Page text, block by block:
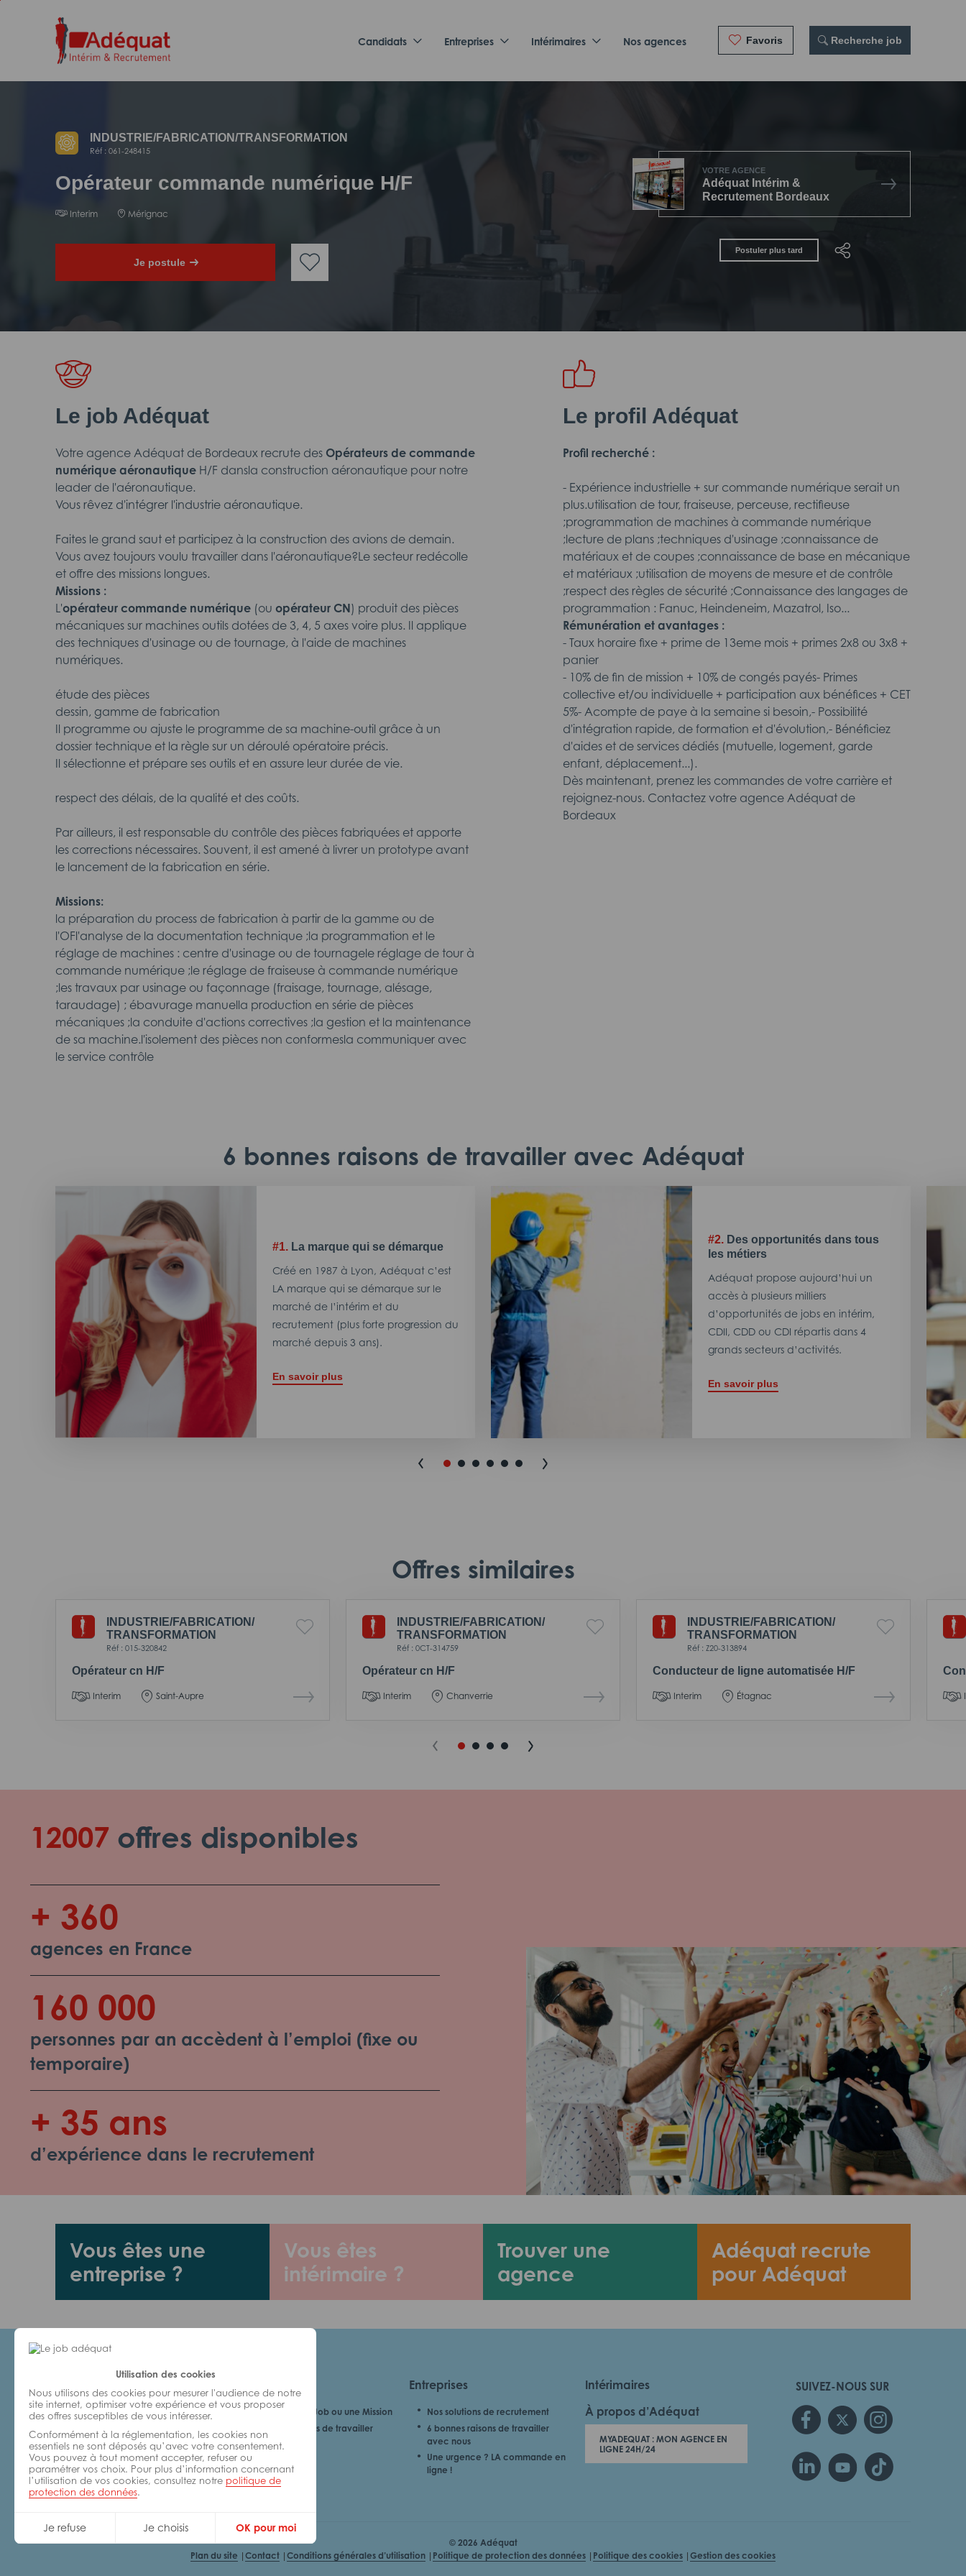
Utilisation des cookies
Nous utilisons des cookies pour mesurer l'audience de notre
site internet, optimiser votre expérience et vous proposer
des offres susceptibles de vous intéresser.
Conformément à la réglementation, les cookies non
essentiels ne sont déposés qu’avec votre consentement.
Vous pouvez à tout moment accepter, refuser ou
paramétrer vos choix. Pour plus d’information concernant
l’utilisation de vos cookies, consultez notre politique de
protection des données.
Je refuse Je choisis OK pour moi
navigation
Candidats Entreprises Intérimaires Nos agences Favoris Recherche job
INDUSTRIE/FABRICATION/TRANSFORMATION
Réf : 061-248415
Opérateur commande numérique H/F
Interim Mérignac
Je postule
VOTRE AGENCE
Adéquat Intérim &
Recrutement Bordeaux
Postuler plus tard
Le job Adéquat
Votre agence Adéquat de Bordeaux recrute des Opérateurs de commande
numérique aéronautique H/F dansla construction aéronautique pour notre
leader de l'aéronautique.
Vous rêvez d'intégrer l'industrie aéronautique.
Faites le grand saut et participez à la construction des avions de demain.
Vous avez toujours voulu travailler dans l'aéronautique?Le secteur redécolle
et offre des missions longues.
Missions :
L'opérateur commande numérique (ou opérateur CN) produit des pièces
mécaniques sur machines outils dotées de 3, 4, 5 axes voire plus. Il applique
des techniques d'usinage ou de tournage, à l'aide de machines
numériques.
étude des pièces
dessin, gamme de fabrication
Il programme ou ajuste le programme de sa machine-outil grâce à un
dossier technique et la règle sur un déroulé opératoire précis.
Il sélectionne et prépare ses outils et en assure leur durée de vie.
respect des délais, de la qualité et des coûts.
Par ailleurs, il est responsable du contrôle des pièces fabriquées et apporte
les corrections nécessaires. Souvent, il est amené à livrer un prototype avant
le lancement de la fabrication en série.
Missions:
la préparation du process de fabrication à partir de la gamme ou de
l'OFl'analyse de la documentation technique ;la programmation et le
réglage de machines : centre d'usinage ou de tournagele réglage de tour à
commande numérique ;le réglage de fraiseuse à commande numérique
;les travaux par usinage ou façonnage (fraisage, tournage, alésage,
taraudage) ; ébavurage manuella production en série de pièces
mécaniques ;la conduite d'actions correctives ;la gestion et la maintenance
de sa machine.l'isolement des pièces non conformesla communiquer avec
le service contrôle
Le profil Adéquat
Profil recherché :
- Expérience industrielle + sur commande numérique serait un
plus.utilisation de tour, fraiseuse, perceuse, rectifieuse
;programmation de machines à commande numérique
;lecture de plans ;techniques d'usinage ;connaissance de
matériaux et de coupes ;connaissance de base en mécanique
et matériaux ;utilisation de moyens de mesure et de contrôle
;respect des règles de sécurité ;Connaissance des langages de
programmation : Fanuc, Heindeneim, Mazatrol, Iso...
Rémunération et avantages :
- Taux horaire fixe + prime de 13eme mois + primes 2x8 ou 3x8 +
panier
- 10% de fin de mission + 10% de congés payés- Primes
collective et/ou individuelle + participation aux bénéfices + CET
5%- Acompte de paye à la semaine si besoin,- Possibilité
d'intégration rapide, de formation et d'évolution,- Bénéficiez
d'aides et de services dédiés (mutuelle, logement, garde
enfant, déplacement...).
Dès maintenant, prenez les commandes de votre carrière et
rejoignez-nous. Contactez votre agence Adéquat de
Bordeaux
6 bonnes raisons de travailler avec Adéquat
#1. La marque qui se démarque
Créé en 1987 à Lyon, Adéquat c’est
LA marque qui se démarque sur le
marché de l’intérim et du
recrutement (plus forte progression du
marché depuis 3 ans).
En savoir plus
#2. Des opportunités dans tous
les métiers
Adéquat propose aujourd’hui un
accès à plusieurs milliers
d’opportunités de jobs en intérim,
CDII, CDD ou CDI répartis dans 4
grands secteurs d’activités.
En savoir plus
Offres similaires
INDUSTRIE/FABRICATION/
TRANSFORMATION
Réf : 015-320842
Opérateur cn H/F
Interim Saint-Aupre
INDUSTRIE/FABRICATION/
TRANSFORMATION
Réf : 0CT-314759
Opérateur cn H/F
Interim Chanverrie
INDUSTRIE/FABRICATION/
TRANSFORMATION
Réf : Z20-313894
Conducteur de ligne automatisée H/F
Interim Étagnac
12007 offres disponibles
+ 360
agences en France
160 000
personnes par an accèdent à l’emploi (fixe ou
temporaire)
+ 35 ans
d’expérience dans le recrutement
Vous êtes une
entreprise ?
Vous êtes
intérimaire ?
Trouver une
agence
Adéquat recrute
pour Adéquat
SUIVEZ-NOUS SUR
Je cherche un Job ou une Mission
6 bonnes raisons de travailler
avec nous
Entreprises
Nos solutions de recrutement
6 bonnes raisons de travailler
avec nous
Une urgence ? LA commande en
ligne !
Intérimaires
À propos d’Adéquat
MYADEQUAT : MON AGENCE EN
LIGNE 24H/24
© 2026 Adéquat
Plan du site
Contact Conditions générales d’utilisation Politique de protection des données Politique des cookies Gestion des cookies